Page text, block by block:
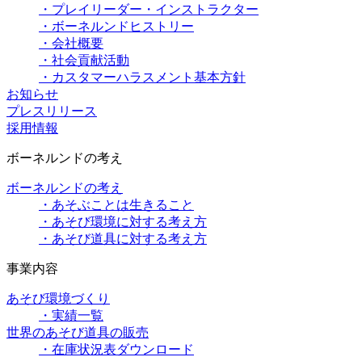
・プレイリーダー・インストラクター
・ボーネルンドヒストリー
・会社概要
・社会貢献活動
・カスタマーハラスメント基本方針
お知らせ
プレスリリース
採用情報
ボーネルンドの考え
ボーネルンドの考え
・あそぶことは生きること
・あそび環境に対する考え方
・あそび道具に対する考え方
事業内容
あそび環境づくり
・実績一覧
世界のあそび道具の販売
・在庫状況表ダウンロード